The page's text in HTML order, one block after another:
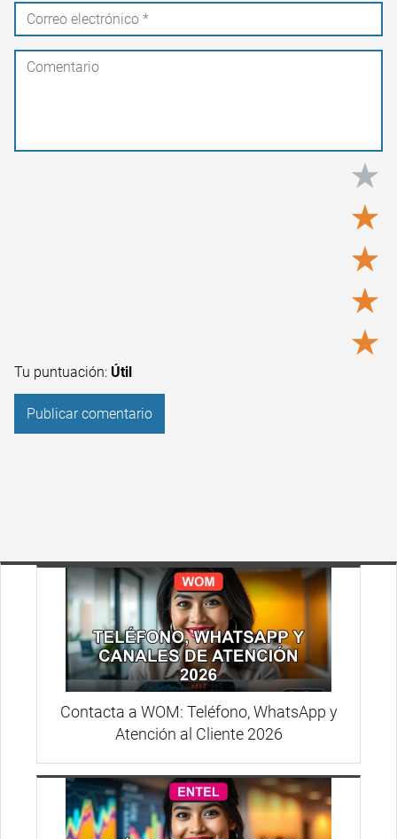
★
★
★
★
★
Tu puntuación: Útil
Contacta a WOM: Teléfono, WhatsApp y
Atención al Cliente 2026